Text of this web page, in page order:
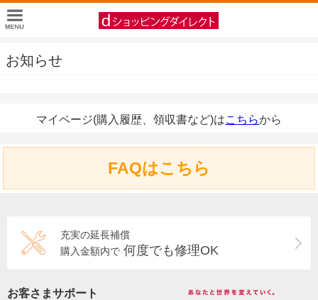
お知らせ
マイページ(購入履歴、領収書など)はこちらから
FAQはこちら
充実の延長補償
購入金額内で 何度でも修理OK
お客さまサポート